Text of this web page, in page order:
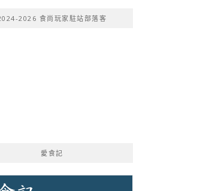
2026 食尚玩家駐站部落客
愛食記